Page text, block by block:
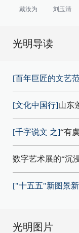
戴汝为
刘玉清
光明导读
[百年巨匠的文艺
[文化中国行]山东
[千字说文 之]“有
数字艺术展的“沉
["十五五"新图景
光明图片